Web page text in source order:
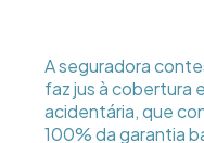
A seguradora
faz jus à cobertura
acidentária, que
100% da garantia